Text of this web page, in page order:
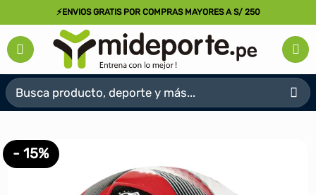
al
contenido
⚡ENVIOS GRATIS POR COMPRAS MAYORES A S/ 250
Buscar
por:
- 15%